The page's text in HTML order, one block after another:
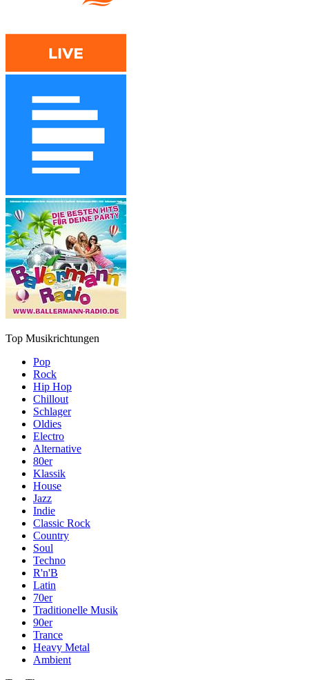
Top Musikrichtungen
Pop
Rock
Hip Hop
Chillout
Schlager
Oldies
Electro
Alternative
80er
Klassik
House
Jazz
Indie
Classic Rock
Country
Soul
Techno
R'n'B
Latin
70er
Traditionelle Musik
90er
Trance
Heavy Metal
Ambient